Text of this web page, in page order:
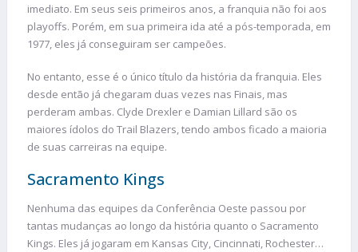
imediato. Em seus seis primeiros anos, a franquia não foi aos
playoffs. Porém, em sua primeira ida até a pós-temporada, em
1977, eles já conseguiram ser campeões.
No entanto, esse é o único título da história da franquia. Eles
desde então já chegaram duas vezes nas Finais, mas
perderam ambas. Clyde Drexler e Damian Lillard são os
maiores ídolos do Trail Blazers, tendo ambos ficado a maioria
de suas carreiras na equipe.
Sacramento Kings
Nenhuma das equipes da Conferência Oeste passou por
tantas mudanças ao longo da história quanto o Sacramento
Kings. Eles já jogaram em Kansas City, Cincinnati, Rochester…